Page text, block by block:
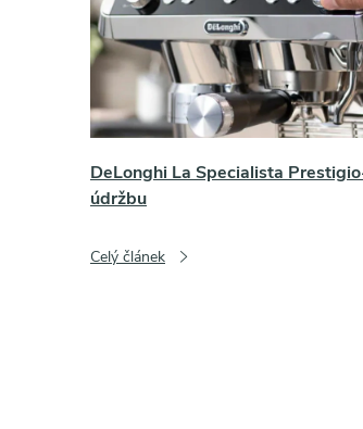
s
č
l
á
n
DeLonghi La Specialista
údržbu
Celý článek